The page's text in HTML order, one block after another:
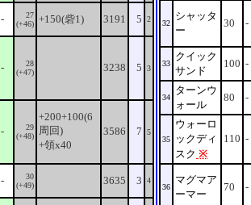
-
27
(+46) +150(砦1) 3191 5 2
-
28
(+47)
3238 5 3
-
29
(+48)
+200+100(6
周回)
+領x40
3586 7 5
-
30
(+49)
3635 3 4
32
シャッタ
ー
30 -
33
クイック
サンド
100 -
34
ターンウ
ォール
80 -
35
ウォーロ
ックディ
スク ※
110 -
36
マグマア
ーマー
70 -